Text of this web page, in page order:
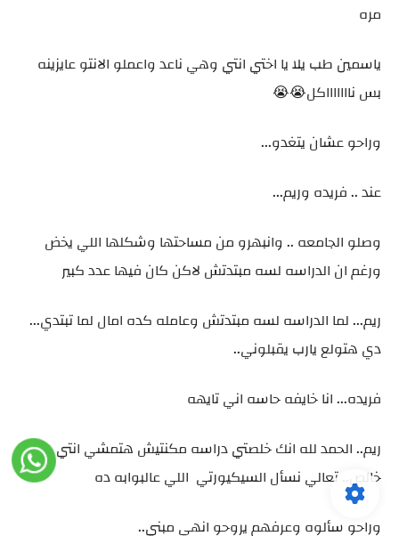
مره
ياسمين طب يلا يا اختي انتي وهي ناعد واعملو الانتو عايزينه
بس ناااااااكل😭😭
وراحو عشان يتغدو...
عند .. فريده وريم...
وصلو الجامعه .. وانبهرو من مساحتها وشكلها اللي يخض
ورغم ان الدراسه لسه مبتدتش لاكن كان فيها عدد كبير
ريم... لما الدراسه لسه مبتدتش وعامله كده امال لما تبتدي...
دي هتولع يارب يقبلوني..
فريده... انا خايفه حاسه اني تايهه
ريم.. الحمد لله انك خلصتي دراسه مكنتيش هتمشي انتي هنا
خالص.. تعالي نسأل السيكيورتي اللي عالبوابه ده
وراحو سألوه وعرفهم يروحو انهي مبني..